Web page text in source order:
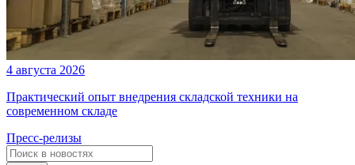
4 августа 2026
Практический опыт внедрения складской техники на
современном складе
Пресс-релизы